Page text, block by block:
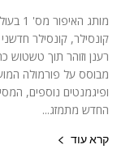
קונסילר, קונסילר
רענן וזוהר תוך טשטוש
מבוסס על פורמולה
ופיגמנטים נוספים,
החדש מתמזג...
קרא עוד